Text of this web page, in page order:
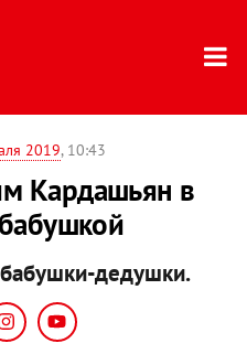
2019, 10:43
Кардашьян в
бабушки-дедушки.